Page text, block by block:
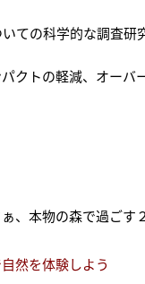
ての科学的な調査研
クトの軽減、オーバ
本物の森で過ごす
然を体験しよう